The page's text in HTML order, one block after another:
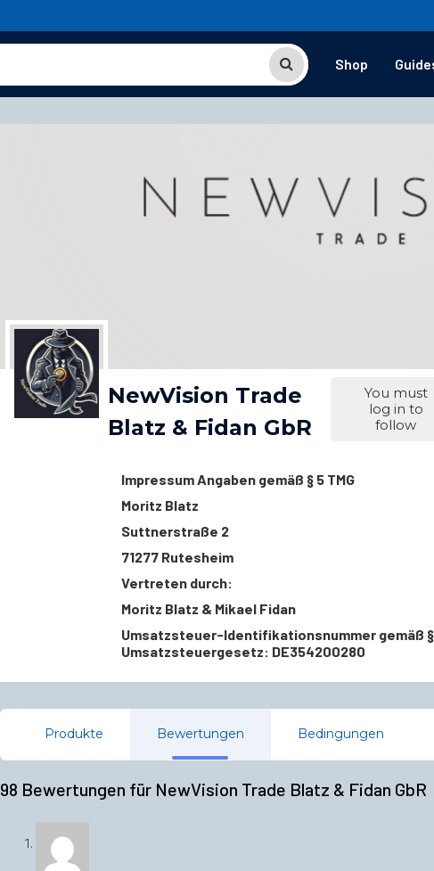
Shop
NewVision Trade
Blatz & Fidan GbR
You must
log in to
follow
Impressum Angaben gemäß § 5 TMG
Moritz Blatz
Suttnerstraße 2
71277 Rutesheim
Vertreten durch:
Moritz Blatz & Mikael Fidan
Umsatzsteuer-Identifikationsnummer gemäß
Umsatzsteuergesetz: DE354200280
Produkte Bewertungen Bedingungen
98 Bewertungen für NewVision Trade Blatz & Fidan GbR